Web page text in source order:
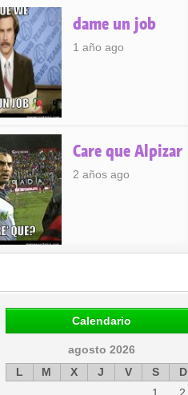
dame un job
1 año ago
Care que Alpizar
2 años ago
Calendario
agosto 2026
L
M X J V S
D